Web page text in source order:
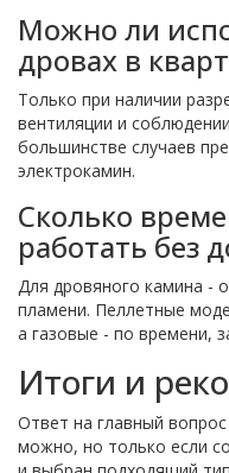
Можно ли
дровах в
Только при наличии
вентиляции и
большинстве случаев
электрокамин.
Сколько
работать без
Для дровяного камина -
пламени. Пеллетные
а газовые - по времени,
Итоги и
Ответ на главный
можно, но только если